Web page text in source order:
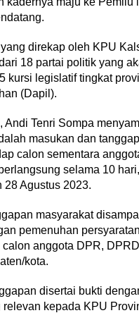
direkap oleh KPU
18 partai politik yang
kursi legislatif tingkat
(Dapil).
Andi Tenri Sompa
masukan dan
calon sementara
selama 10
28 Agustus 2023.
masyarakat
pemenuhan persyaratan
anggota DPR,
kota.
disertai bukti
kepada KPU